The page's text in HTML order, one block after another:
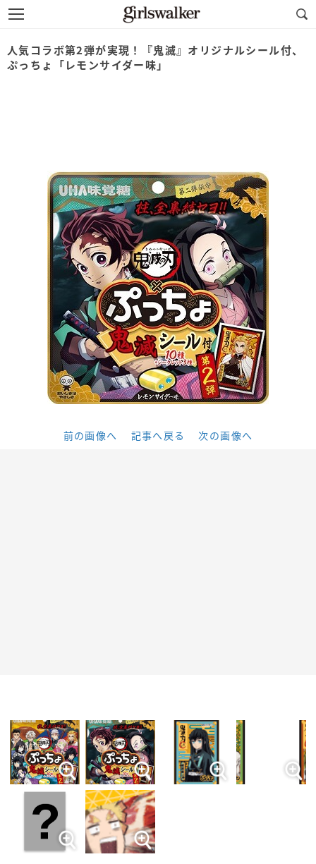
人気コラボ第2弾が実現！『鬼滅』オリジナルシール付、
ぷっちょ「レモンサイダー味」
前の画像へ 記事へ戻る 次の画像へ